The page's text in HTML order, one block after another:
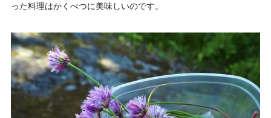
った料理はかくべつに美味しいのです。